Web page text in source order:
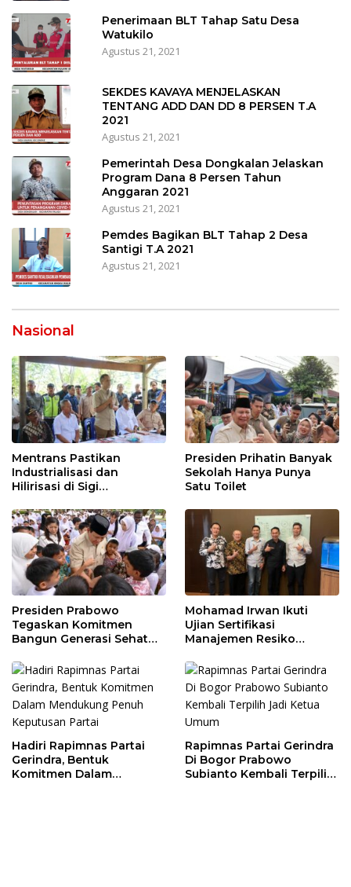
Penerimaan BLT Tahap Satu Desa
Watukilo
Agustus 21, 2021
SEKDES KAVAYA MENJELASKAN
TENTANG ADD DAN DD 8 PERSEN T.A
2021
Agustus 21, 2021
Pemerintah Desa Dongkalan Jelaskan
Program Dana 8 Persen Tahun
Anggaran 2021
Agustus 21, 2021
Pemdes Bagikan BLT Tahap 2 Desa
Santigi T.A 2021
Agustus 21, 2021
Nasional
Mentrans Pastikan
Industrialisasi dan
Hilirisasi di Sigi
Perekonomian Daerah
Presiden Prihatin Banyak
Sekolah Hanya Punya
Satu Toilet
Presiden Prabowo
Tegaskan Komitmen
Bangun Generasi Sehat
Mohamad Irwan Ikuti
Ujian Sertifikasi
Manajemen Resiko
Hadiri Rapimnas Partai
Gerindra, Bentuk
Komitmen Dalam
Rapimnas Partai Gerindra
Di Bogor Prabowo
Subianto Kembali Terpilih